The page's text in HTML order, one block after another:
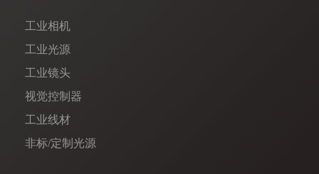
工业相机
工业光源
工业镜头
视觉控制器
工业线材
非标/定制光源